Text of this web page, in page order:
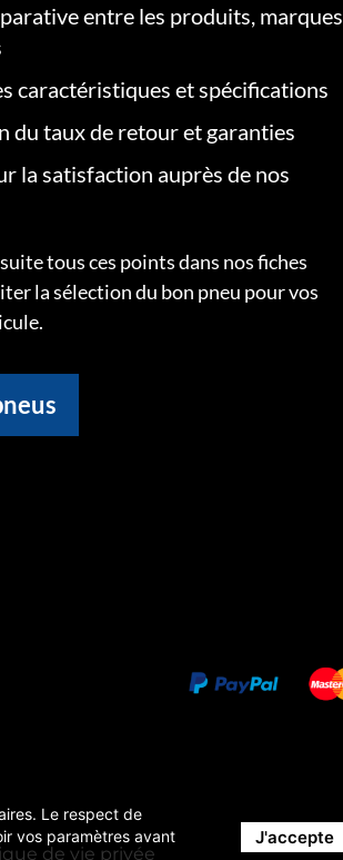
entre les produits, marques
caractéristiques et spécifications
du taux de retour et garanties
la satisfaction auprès de nos
tous ces points dans nos fiches
la sélection du bon pneu pour vos
de vie privée
Le respect de
vos paramètres avant
J'accepte